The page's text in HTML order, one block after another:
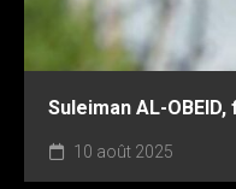
Suleiman AL-
10 août 2025